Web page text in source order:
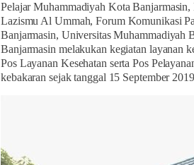
Pelajar Muhammadiyah Kota
Lazismu Al Ummah, Forum Komunikasi
Banjarmasin, Universitas Muhammadiyah
Banjarmasin melakukan kegiatan layanan
Pos Layanan Kesehatan serta Pos
kebakaran sejak tanggal 15 September